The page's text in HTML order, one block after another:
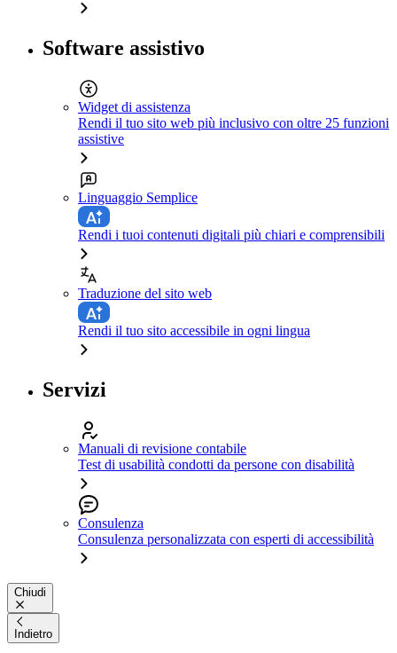
Software assistivo
Widget di assistenza
Rendi il tuo sito web più inclusivo con oltre 25 funzioni
assistive
Linguaggio Semplice
Rendi i tuoi contenuti digitali più chiari e comprensibili
Traduzione del sito web
Rendi il tuo sito accessibile in ogni lingua
Servizi
Manuali di revisione contabile
Test di usabilità condotti da persone con disabilità
Consulenza
Consulenza personalizzata con esperti di accessibilità
Chiudi
Indietro